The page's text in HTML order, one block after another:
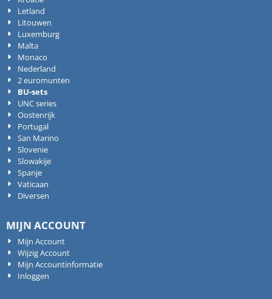
Letland
Litouwen
Luxemburg
Malta
Monaco
Nederland
2 euromunten
BU-sets
UNC series
Oostenrijk
Portugal
San Marino
Slovenie
Slowakije
Spanje
Vaticaan
Diversen
MIJN ACCOUNT
Mijn Account
Wijzig Account
Mijn Accountinformatie
Inloggen